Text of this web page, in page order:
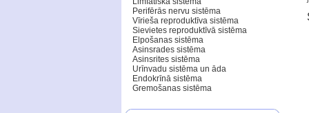
Perifērās nervu sistēma
Vīrieša reproduktīva sistēma
Sievietes reproduktīvā sistēma
Elpošanas sistēma
Asinsrades sistēma
Asinsrites sistēma
Urīnvadu sistēma un āda
Endokrīnā sistēma
Gremošanas sistēma